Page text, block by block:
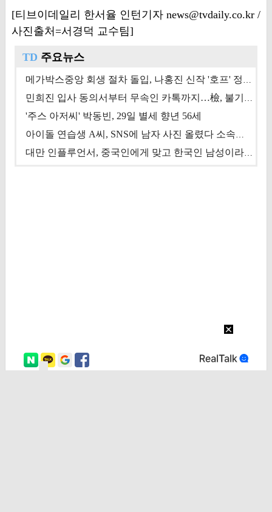
[티브이데일리 한서율 인턴기자 news@tvdaily.co.kr /
사진출처=서경덕 교수팀]
TD 주요뉴스
메가박스중앙 회생 절차 돌입, 나홍진 신작 '호프' 정상 개봉에 쏠린 시선 [상반기 결산 기획]
민희진 입사 동의서부터 무속인 카톡까지…檢, 불기소 처분 근거들 [이슈&톡]
'주스 아저씨' 박동빈, 29일 별세 향년 56세
아이돌 연습생 A씨, SNS에 남자 사진 올렸다 소속사 퇴출
대만 인플루언서, 중국인에게 맞고 한국인 남성이라 진술 '후폭풍'